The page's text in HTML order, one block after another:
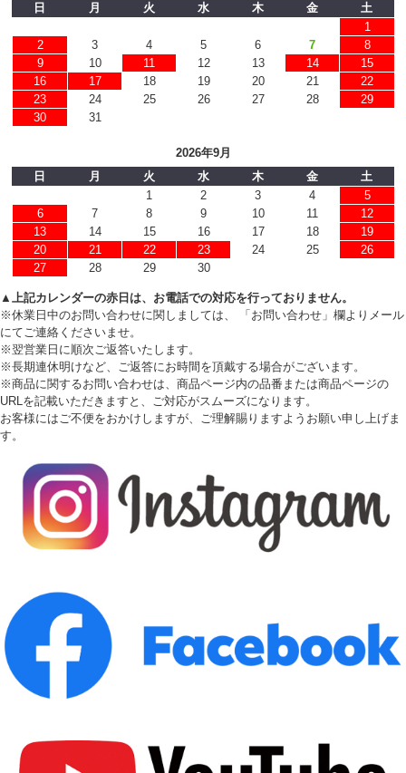
日
月 火 水 木 金
土
1
2
3 4 5 6 7
8
9
10 11 12 13 14
15
16
17 18 19 20 21
22
23
24 25 26 27 28
29
30
31
2026年9月
日
月 火 水 木 金
土
1
2 3 4
5
6
7 8 9 10 11
12
13
14 15 16 17 18
19
20
21 22 23 24 25
26
27
28 29 30
▲上記カレンダーの赤日は、お電話での対応を行っておりません。
※休業日中のお問い合わせに関しましては、 「お問い合わせ」欄よりメール
にてご連絡くださいませ。
※翌営業日に順次ご返答いたします。
※長期連休明けなど、ご返答にお時間を頂戴する場合がございます。
※商品に関するお問い合わせは、商品ページ内の品番または商品ページの
URLを記載いただきますと、ご対応がスムーズになります。
お客様にはご不便をおかけしますが、ご理解賜りますようお願い申し上げま
す。